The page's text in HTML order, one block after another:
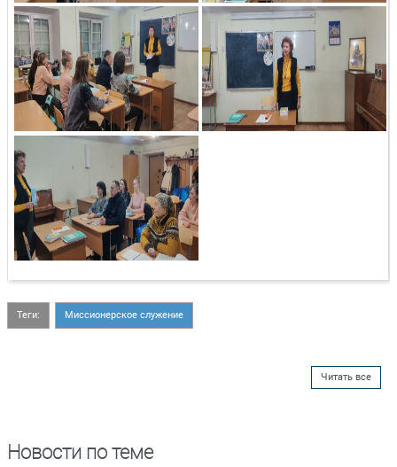
Теги: Миссионерское служение
Читать все
Новости по теме